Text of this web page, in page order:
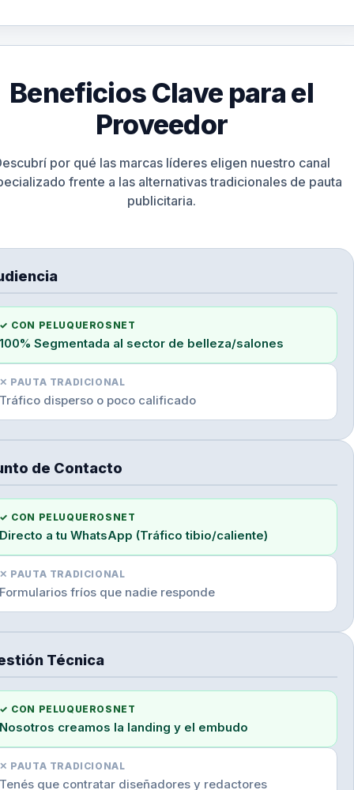
Beneficios Clave para el
Proveedor
por qué las marcas líderes eligen nuestro canal
frente a las alternativas tradicionales de pauta
publicitaria.
✓ CON PELUQUEROSNET
100% Segmentada al sector de belleza/salones
✕ PAUTA TRADICIONAL
Tráfico disperso o poco calificado
de Contacto
✓ CON PELUQUEROSNET
Directo a tu WhatsApp (Tráfico tibio/caliente)
✕ PAUTA TRADICIONAL
Formularios fríos que nadie responde
Técnica
✓ CON PELUQUEROSNET
Nosotros creamos la landing y el embudo
✕ PAUTA TRADICIONAL
Tenés que contratar diseñadores y redactores